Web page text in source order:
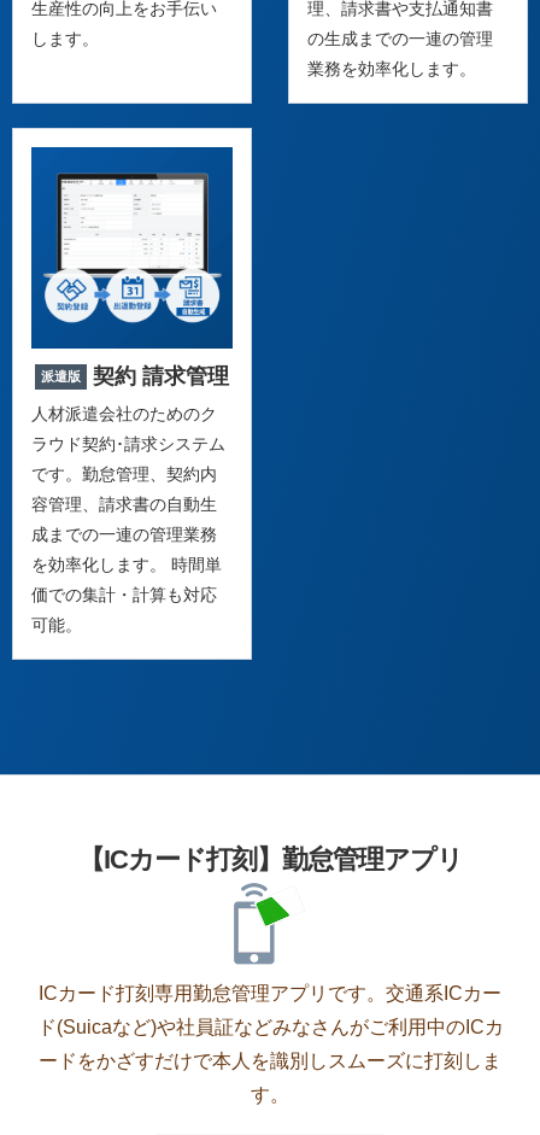
生産性の向上をお手伝い
します。
理、請求書や支払通知書
の生成までの一連の管理
業務を効率化します。
派遣版 契約 請求管理
人材派遣会社のためのク
ラウド契約･請求システム
です。勤怠管理、契約内
容管理、請求書の自動生
成までの一連の管理業務
を効率化します。 時間単
価での集計・計算も対応
可能。
【ICカード打刻】勤怠管理アプリ
ICカード打刻専用勤怠管理アプリです。交通系ICカー
ド(Suicaなど)や社員証などみなさんがご利用中のICカ
ードをかざすだけで本人を識別しスムーズに打刻しま
す。